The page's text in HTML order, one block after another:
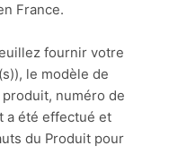
France.
fournir votre
le modèle de
numéro de
a été effectué et
du Produit pour